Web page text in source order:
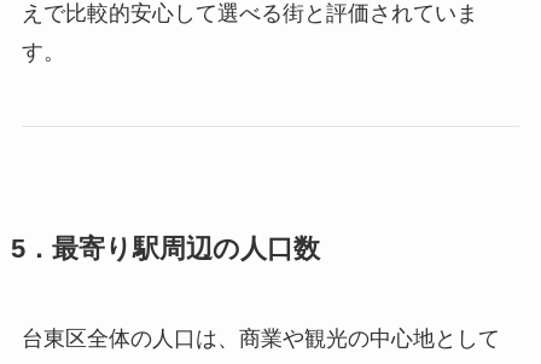
えで比較的安心して選べる街と評価されていま
す。
5．最寄り駅周辺の人口数
台東区全体の人口は、商業や観光の中心地として